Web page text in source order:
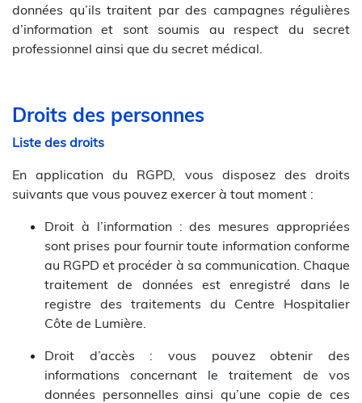
données qu’ils traitent par des campagnes régulières
d’information et sont soumis au respect du secret
professionnel ainsi que du secret médical.
Droits des personnes
Liste des droits
En application du RGPD, vous disposez des droits
suivants que vous pouvez exercer à tout moment :
Droit à l’information : des mesures appropriées
sont prises pour fournir toute information conforme
au RGPD et procéder à sa communication. Chaque
traitement de données est enregistré dans le
registre des traitements du Centre Hospitalier
Côte de Lumière.
Droit d’accès : vous pouvez obtenir des
informations concernant le traitement de vos
données personnelles ainsi qu’une copie de ces